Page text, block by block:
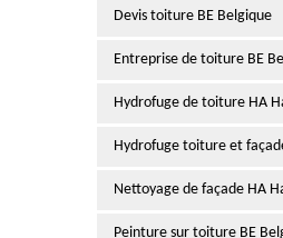
Devis toiture BE Belgique
Entreprise de toiture BE
Hydrofuge de toiture HA
Hydrofuge toiture et
Nettoyage de façade HA
Peinture sur toiture BE